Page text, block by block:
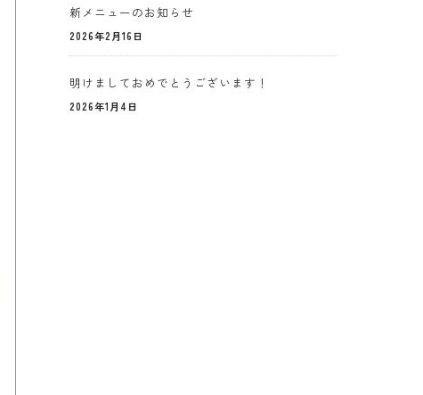
新メニューのお知らせ
2026年2月16日
明けましておめでとうございます！
2026年1月4日